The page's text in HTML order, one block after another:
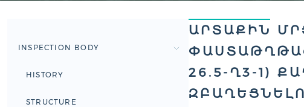
INSPECTION BODY
HISTORY
STRUCTURE
ԱՐՏԱՔԻՆ
6.5-Ղ3-1)